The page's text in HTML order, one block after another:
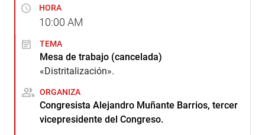
HORA
10:00 AM
TEMA
Mesa de trabajo (cancelada)
«Distritalización».
ORGANIZA
Congresista Alejandro Muñante Barrios, tercer
vicepresidente del Congreso.